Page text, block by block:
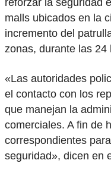
malls ubicados en la
incremento del
zonas, durante las 24
«Las autoridades
el contacto con los
que manejan la
comerciales. A fin de
correspondientes
seguridad», dicen en